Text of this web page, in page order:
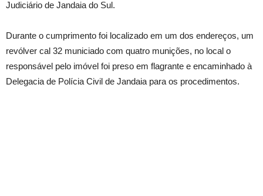
Judiciário de Jandaia do Sul.
Durante o cumprimento foi localizado em um dos endereços, um
revólver cal 32 municiado com quatro munições, no local o
responsável pelo imóvel foi preso em flagrante e encaminhado à
Delegacia de Polícia Civil de Jandaia para os procedimentos.